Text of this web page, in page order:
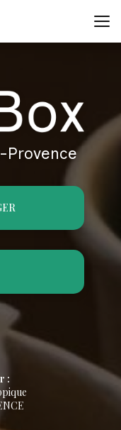
Provence
: